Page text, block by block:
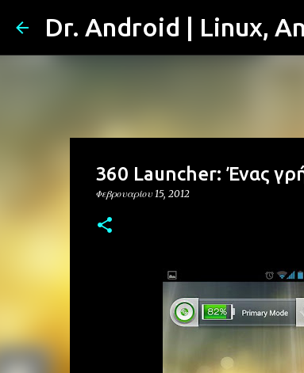
Dr. Android | Linux,
360 Launcher: Ένας
Φεβρουαρίου 15, 2012